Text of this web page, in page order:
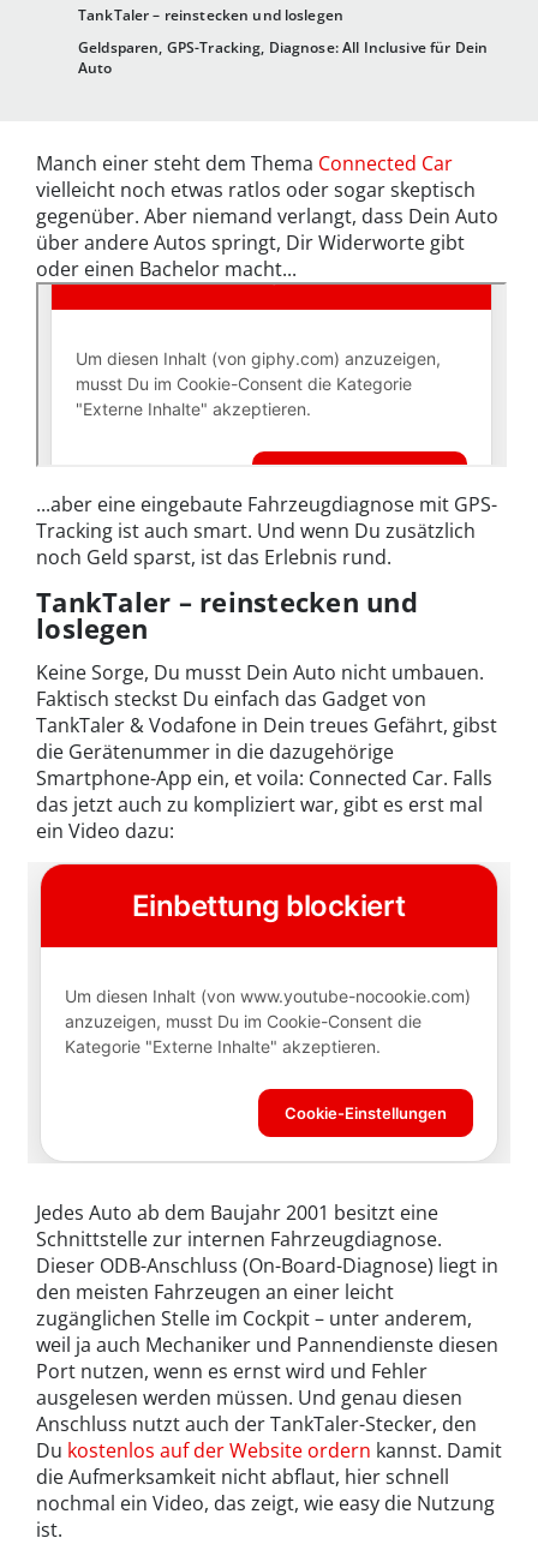
TankTaler – reinstecken und loslegen
Geldsparen, GPS-Tracking, Diagnose: All Inclusive für Dein
Auto
Manch einer steht dem Thema Connected Car
vielleicht noch etwas ratlos oder sogar skeptisch
gegenüber. Aber niemand verlangt, dass Dein Auto
über andere Autos springt, Dir Widerworte gibt
oder einen Bachelor macht...
...aber eine eingebaute Fahrzeugdiagnose mit GPS-
Tracking ist auch smart. Und wenn Du zusätzlich
noch Geld sparst, ist das Erlebnis rund.
TankTaler – reinstecken und
loslegen
Keine Sorge, Du musst Dein Auto nicht umbauen.
Faktisch steckst Du einfach das Gadget von
TankTaler & Vodafone in Dein treues Gefährt, gibst
die Gerätenummer in die dazugehörige
Smartphone-App ein, et voila: Connected Car. Falls
das jetzt auch zu kompliziert war, gibt es erst mal
ein Video dazu:
Jedes Auto ab dem Baujahr 2001 besitzt eine
Schnittstelle zur internen Fahrzeugdiagnose.
Dieser ODB-Anschluss (On-Board-Diagnose) liegt in
den meisten Fahrzeugen an einer leicht
zugänglichen Stelle im Cockpit – unter anderem,
weil ja auch Mechaniker und Pannendienste diesen
Port nutzen, wenn es ernst wird und Fehler
ausgelesen werden müssen. Und genau diesen
Anschluss nutzt auch der TankTaler-Stecker, den
Du kostenlos auf der Website ordern kannst. Damit
die Aufmerksamkeit nicht abflaut, hier schnell
nochmal ein Video, das zeigt, wie easy die Nutzung
ist.